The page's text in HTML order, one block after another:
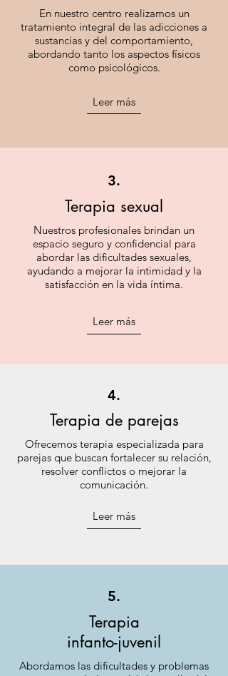
En nuestro centro realizamos un
tratamiento integral de las adicciones a
sustancias y del comportamiento,
abordando tanto los aspectos físicos
como psicológicos.
Leer más
3.
Terapia sexual
Nuestros profesionales brindan un
espacio seguro y confidencial para
abordar las dificultades sexuales,
ayudando a mejorar la intimidad y la
satisfacción en la vida íntima.
Leer más
4.
Terapia de parejas
Ofrecemos terapia especializada para
parejas que buscan fortalecer su relación,
resolver conflictos o mejorar la
comunicación.
Leer más
5.
Terapia
infanto-juvenil
Abordamos las dificultades y problemas